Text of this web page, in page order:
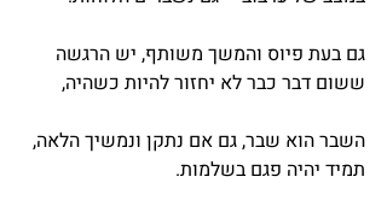
גם בעת פיוס והמשך משותף, יש הרגשה
ששום דבר כבר לא יחזור להיות כשהיה,
השבר הוא שבר, גם אם נתקן ונמשיך הלאה,
תמיד יהיה פגם בשלמות.